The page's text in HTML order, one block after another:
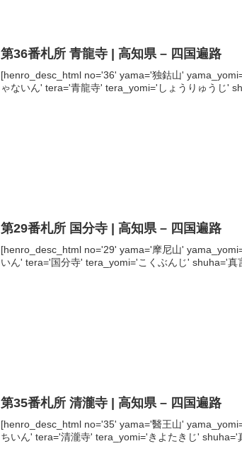
第36番札所 青龍寺 | 高知県 – 四国遍路
[henro_desc_html no='36' yama='独鈷山'
ゃないん' tera='青龍寺' tera_yomi='しょうりゅうじ'
第29番札所 国分寺 | 高知県 – 四国遍路
[henro_desc_html no='29' yama='摩尼山'
いん' tera='国分寺' tera_yomi='こくぶんじ' shuha='真
第35番札所 清瀧寺 | 高知県 – 四国遍路
[henro_desc_html no='35' yama='醫王山'
ちいん' tera='清瀧寺' tera_yomi='きよたきじ' shuha='